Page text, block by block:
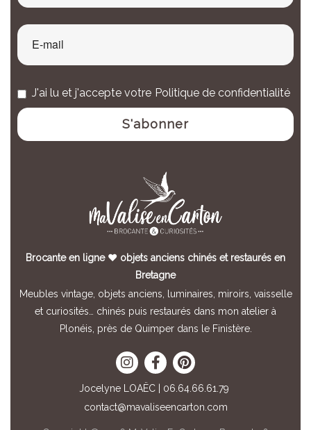
J'ai lu et j'accepte votre Politique de confidentialité
Brocante en ligne ♥ objets anciens chinés et restaurés en
Bretagne
Meubles vintage, objets anciens, luminaires, miroirs, vaisselle
et curiosités… chinés puis restaurés dans mon atelier à
Plonéis, près de Quimper dans le Finistère.
Jocelyne LOAËC | 06.64.66.61.79
contact@mavaliseencarton.com